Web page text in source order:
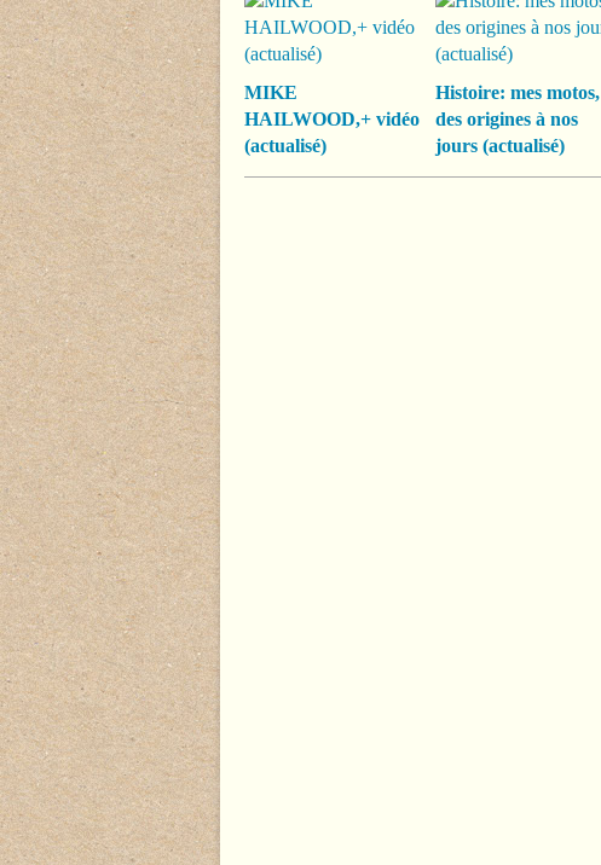
MIKE
HAILWOOD,+ vidéo
(actualisé)
Histoire: mes motos,
des origines à nos
jours (actualisé)